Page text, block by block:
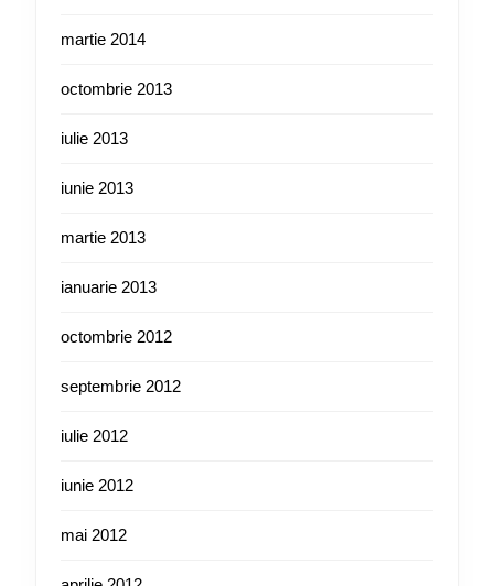
martie 2014
octombrie 2013
iulie 2013
iunie 2013
martie 2013
ianuarie 2013
octombrie 2012
septembrie 2012
iulie 2012
iunie 2012
mai 2012